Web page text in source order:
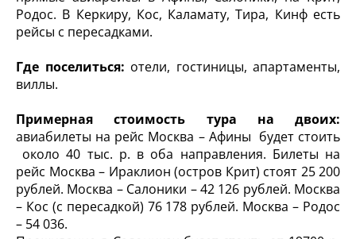
Родос. В Керкиру, Кос, Каламату, Тира, Кинф есть
рейсы с пересадками.
Где поселиться: отели, гостиницы, апартаменты,
виллы.
Примерная стоимость тура на двоих:
авиабилеты на рейс Москва – Афины будет стоить
около 40 тыс. р. в оба направления. Билеты на
рейс Москва – Ираклион (остров Крит) стоят 25 200
рублей. Москва – Салоники – 42 126 рублей. Москва
– Кос (с пересадкой) 76 178 рублей. Москва – Родос
– 54 036.